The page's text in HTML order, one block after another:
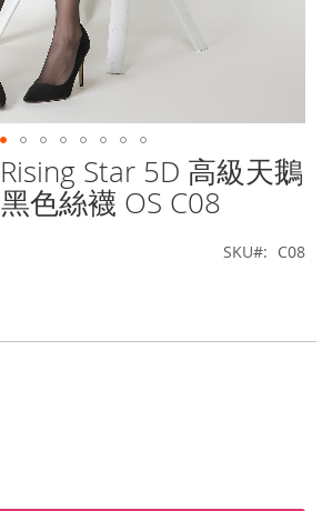
Star 5D 高級天鵝
色絲襪 OS C08
SKU C08